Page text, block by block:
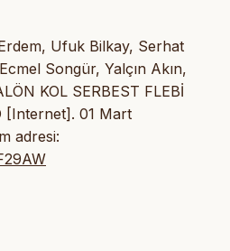
Ufuk Bilkay, Serhat
Songür, Yalçın Akın,
KOL SERBEST FLEBİ
[Internet]. 01 Mart
adresi: